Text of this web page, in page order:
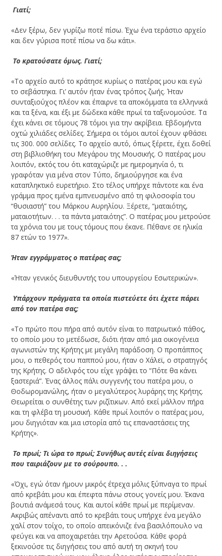
­ Γιατί;
«Δεν ξέρω, δεν γυρίζω ποτέ πίσω. Έχω ένα τεράστιο αρχείο
και δεν γύρισα ποτέ πίσω να δω κάτι».
­ Το κρατούσατε όμως. Γιατί;
«Το αρχείο αυτό το κράτησε κυρίως ο πατέρας μου και εγώ
το σεβάστηκα. Γι’ αυτόν ήταν ένας τρόπος ζωής. Ήταν
συνταξιούχος πλέον και έπαιρνε τα αποκόμματα τα ελληνικά
και τα ξένα, και έξι με δώδεκα κάθε πρωί τα ταξινομούσε. Τα
έχει κάνει σε τόμους 78 τόμοι για την ακρίβεια. Εβδομήντα
οχτώ χιλιάδες σελίδες. Σήμερα οι τόμοι αυτοί έχουν φθάσει
τις 300. 000 σελίδες. Το αρχείο αυτό, όπως ξέρετε, έχει δοθεί
στη βιβλιοθήκη του Μεγάρου της Μουσικής. Ο πατέρας μου
λοιπόν, εκτός του ότι καταχώριζε με ημερομηνία ό, τι
γραφόταν για μένα στον Τύπο, δημιούργησε και ένα
καταπληκτικό ευρετήριο. Στο τέλος υπήρχε πάντοτε και ένα
γράμμα προς εμένα εμπνευσμένο από τη φιλοσοφία του
“θυσιαστή” του Μάρκου Αυρηλίου. Ξέρετε, “ματαιότης,
ματαιοτήτων. . . τα πάντα ματαιότης”. Ο πατέρας μου μετρούσε
τα χρόνια του με τους τόμους που έκανε. Πέθανε σε ηλικία
87 ετών το 1977».
­Ήταν εγγράμματος ο πατέρας σας;
«Ήταν γενικός διευθυντής του υπουργείου Εσωτερικών».
­ Υπάρχουν πράγματα τα οποία πιστεύετε ότι έχετε πάρει
από τον πατέρα σας;
«Το πρώτο που πήρα από αυτόν είναι το πατριωτικό πάθος,
το οποίο μου το μετέδωσε, διότι ήταν από μια οικογένεια
αγωνιστών της Κρήτης με μεγάλη παράδοση. Ο προπάππος
μου, ο πεθερός του παππού μου, ήταν ο Χάλεϊ, ο στρατηγός
της Κρήτης. Ο αδελφός του είχε γράψει το “Πότε θα κάνει
ξαστεριά”. Ένας άλλος πάλι συγγενής του πατέρα μου, ο
Θοδωρομανώλης, ήταν ο μεγαλύτερος λυράρης της Κρήτης.
Θεωρείται ο συνθέτης των ριζίτικων. Από εκεί μάλλον πήρα
και τη φλέβα τη μουσική. Κάθε πρωί λοιπόν ο πατέρας μου,
μου διηγιόταν και μια ιστορία από τις επαναστάσεις της
Κρήτης».
­ Το πρωί; Τι ώρα το πρωί; Συνήθως αυτές είναι διηγήσεις
που ταιριάζουν με το σούρουπο. . .
«Όχι, εγώ όταν ήμουν μικρός έτρεχα μόλις ξύπναγα το πρωί
από κρεβάτι μου και έπεφτα πάνω στους γονείς μου. Έκανα
βουτιά ανάμεσά τους. Και αυτοί κάθε πρωί με περίμεναν.
Ακριβώς απέναντι από το κρεβάτι τους υπήρχε ένα μεγάλο
χαλί στον τοίχο, το οποίο απεικόνιζε ένα βασιλόπουλο να
φεύγει και να αποχαιρετάει την Αρετούσα. Κάθε φορά
ξεκινούσε τις διηγήσεις του από αυτή τη σκηνή του